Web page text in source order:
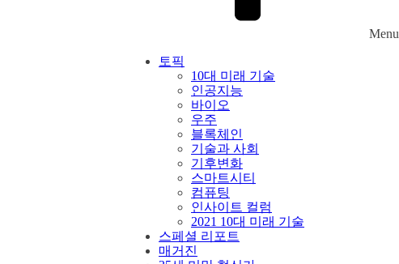
Menu
토픽
10대 미래 기술
인공지능
바이오
우주
블록체인
기술과 사회
기후변화
스마트시티
컴퓨팅
인사이트 컬럼
2021 10대 미래 기술
스페셜 리포트
매거진